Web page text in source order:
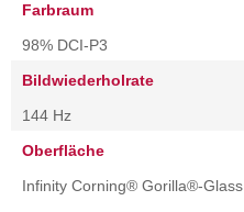
Farbraum
98% DCI-P3
Bildwiederholrate
144 Hz
Oberfläche
Infinity Corning® Gorilla®-Glass